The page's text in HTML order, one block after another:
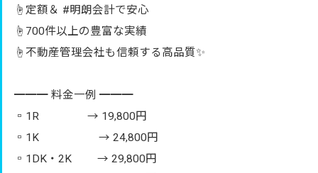
☝️定額＆ #明朗会計で安心
☝️700件以上の豊富な実績
☝️不動産管理会社も信頼する高品質✨
━━━ 料金一例 ━━━
▫️1R → 19,800円
▫️1K → 24,800円
▫️1DK・2K → 29,800円